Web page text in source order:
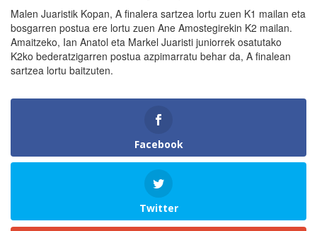
Malen Juaristik Kopan, A finalera sartzea lortu zuen K1 mailan eta
bosgarren postua ere lortu zuen Ane Amostegirekin K2 mailan.
Amaitzeko, Ian Anatol eta Markel Juaristi juniorrek osatutako
K2ko bederatzigarren postua azpimarratu behar da, A finalean
sartzea lortu baitzuten.
Facebook
Twitter